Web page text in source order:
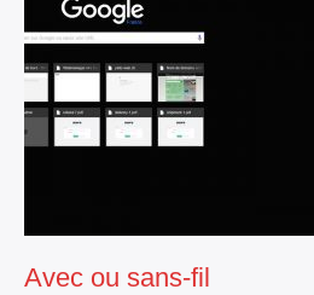
Avec ou sans-fil